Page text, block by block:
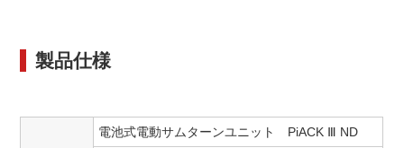
製品仕様
電池式電動サムターンユニット PiACK Ⅲ ND